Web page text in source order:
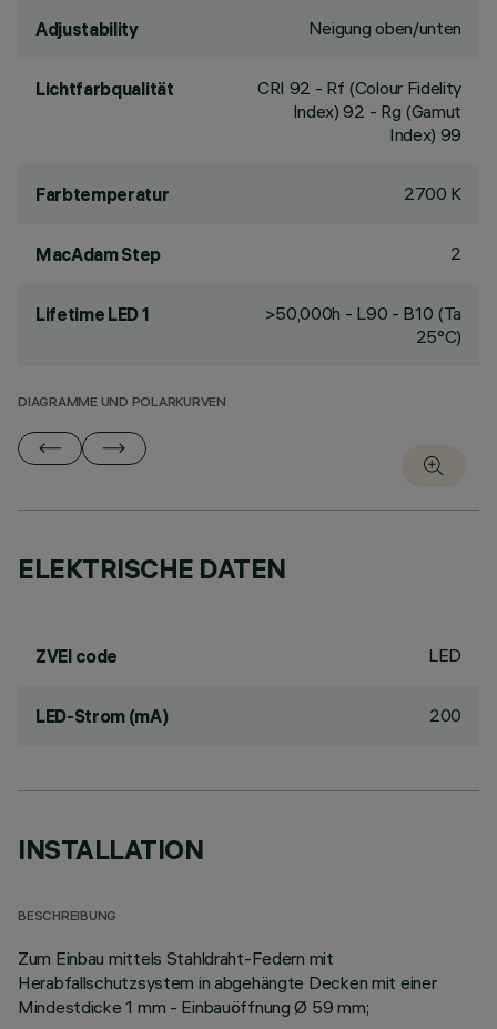
Adjustability Neigung oben/unten
Lichtfarbqualität CRI 92 - Rf (Colour Fidelity
Index) 92 - Rg (Gamut
Index) 99
Farbtemperatur 2700 K
MacAdam Step 2
Lifetime LED 1
>50,000h - L90 - B10 (Ta
25°C)
DIAGRAMME UND POLARKURVEN
ELEKTRISCHE DATEN
ZVEI code LED
LED-Strom (mA) 200
INSTALLATION
BESCHREIBUNG
Zum Einbau mittels Stahldraht-Federn mit
Herabfallschutzsystem in abgehängte Decken mit einer
Mindestdicke 1 mm - Einbauöffnung Ø 59 mm;